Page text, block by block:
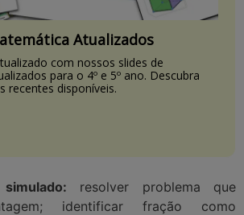
Atualizados
com nossos slides de
para o 4º e 5º ano. Descubra
recentes disponíveis.
resolver problema que
identificar fração como